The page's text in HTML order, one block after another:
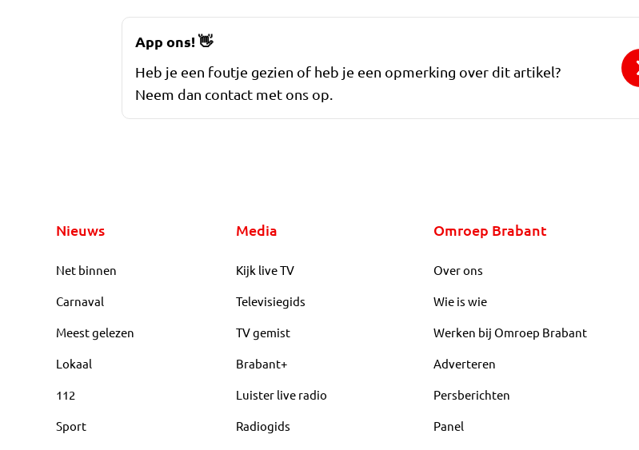
App ons!👋
Heb je een foutje gezien of heb je een opmerking over dit artikel?
Neem dan contact met ons op.
Nieuws
Net binnen
Carnaval
Meest gelezen
Lokaal
112
Sport
Media
Kijk live TV
Televisiegids
TV gemist
Brabant+
Luister live radio
Radiogids
Omroep Brabant
Over ons
Wie is wie
Werken bij Omroep Brabant
Adverteren
Persberichten
Panel